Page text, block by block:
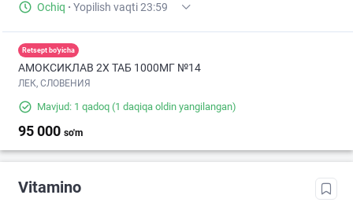
Ochiq · Yopilish vaqti 23:59
Retsept bo'yicha
АМОКСИКЛАВ 2Х ТАБ 1000МГ №14
ЛЕК, СЛОВЕНИЯ
Mavjud: 1 qadoq (1 daqiqa oldin yangilangan)
95 000 so'm
Vitamino